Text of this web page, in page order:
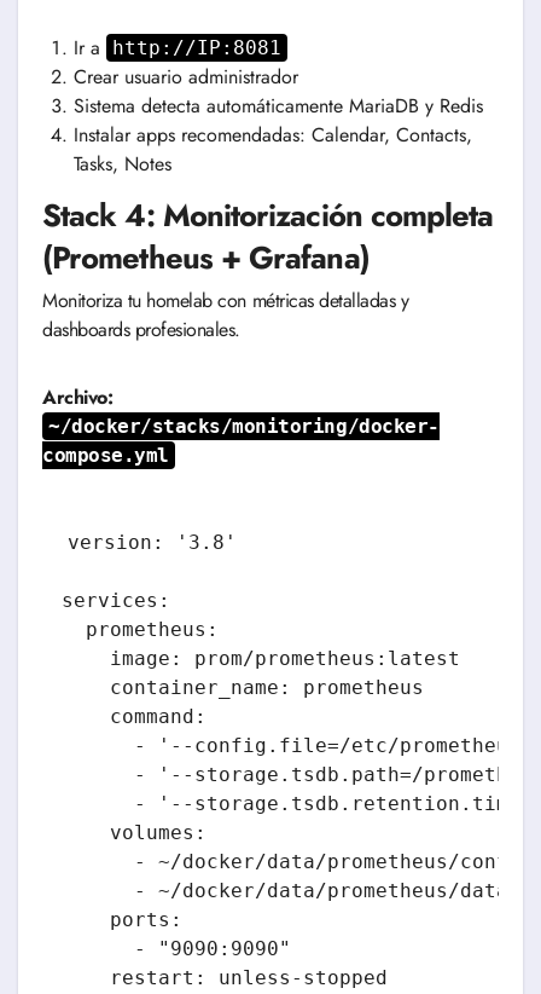
Ir a http://IP:8081
Crear usuario administrador
Sistema detecta automáticamente MariaDB y Redis
Instalar apps recomendadas: Calendar, Contacts,
Tasks, Notes
Stack 4: Monitorización completa
(Prometheus + Grafana)
Monitoriza tu homelab con métricas detalladas y
dashboards profesionales.
Archivo:
~/docker/stacks/monitoring/docker-
compose.yml
version: '3.8'
services:
  prometheus:
    image: prom/prometheus:latest
    container_name: prometheus
    command:
- '--config.file=/etc/prometheus/
- '--storage.tsdb.path=/
- '--
    volumes:
- ~/docker/data/prometheus/
- ~/docker/data/prometheus/data:/
    ports:
      - "9090:9090"
    restart: unless-stopped